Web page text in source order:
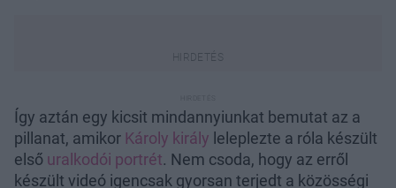
Így aztán egy kicsit mindannyiunkat bemutat az a
pillanat, amikor Károly király leleplezte a róla készült
első uralkodói portrét. Nem csoda, hogy az erről
készült videó igencsak gyorsan terjedt a közösségi